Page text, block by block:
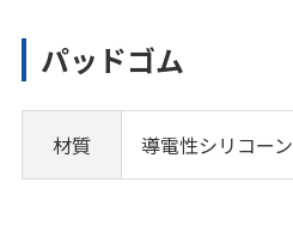
パッドゴム
材質 導電性シリコーン